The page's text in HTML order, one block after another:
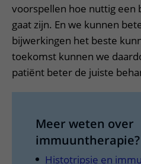
voorspellen hoe nuttig een
gaat zijn. En we kunnen
bijwerkingen het beste
toekomst kunnen we
patiënt beter de juiste
Meer weten over
immuuntherapie?
Histotripsie en